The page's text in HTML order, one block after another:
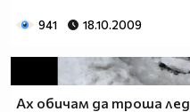
941 18.10.2009
Ах обичам да троша лед